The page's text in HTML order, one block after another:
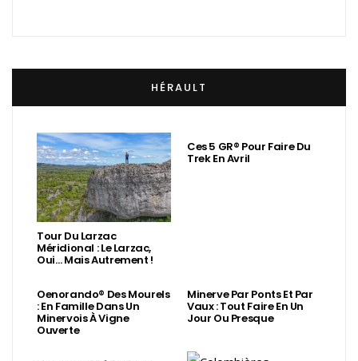
HÉRAULT
Tour Du Larzac
Méridional : Le Larzac,
Oui… Mais Autrement !
Ces 5 GR® Pour Faire Du
Trek En Avril
Oenorando® Des Mourels
: En Famille Dans Un
Minervois À Vigne
Ouverte
Minerve Par Ponts Et Par
Vaux : Tout Faire En Un
Jour Ou Presque